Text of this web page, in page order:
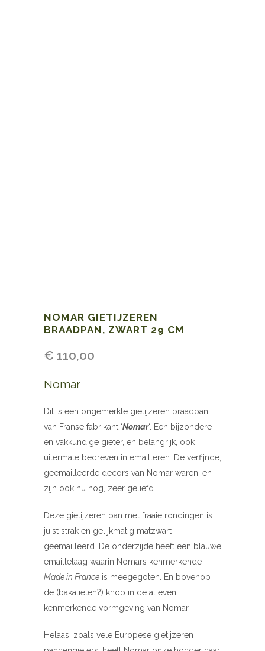
NOMAR GIETIJZEREN
BRAADPAN, ZWART 29 CM
€ 110,00
Nomar
Dit is een ongemerkte gietijzeren braadpan
van Franse fabrikant ‘Nomar‘. Een bijzondere
en vakkundige gieter, en belangrijk, ook
uitermate bedreven in emailleren. De verfijnde,
geëmailleerde decors van Nomar waren, en
zijn ook nu nog, zeer geliefd.
Deze gietijzeren pan met fraaie rondingen is
juist strak en gelijkmatig matzwart
geëmailleerd. De onderzijde heeft een blauwe
emaillelaag waarin Nomars kenmerkende
Made in France is meegegoten. En bovenop
de (bakalieten?) knop in de al even
kenmerkende vormgeving van Nomar.
Helaas, zoals vele Europese gietijzeren